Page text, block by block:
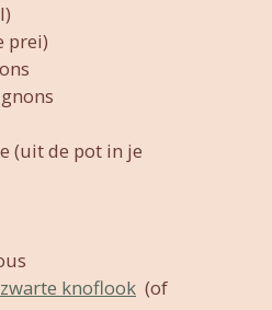
prei)
(uit de pot in je
knoflook (of